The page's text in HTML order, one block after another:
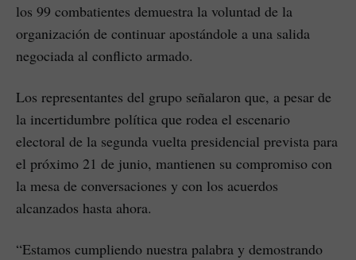
los 99 combatientes demuestra la voluntad de la
organización de continuar apostándole a una salida
negociada al conflicto armado.
Los representantes del grupo señalaron que, a pesar de
la incertidumbre política que rodea el escenario
electoral de la segunda vuelta presidencial prevista para
el próximo 21 de junio, mantienen su compromiso con
la mesa de conversaciones y con los acuerdos
alcanzados hasta ahora.
“Estamos cumpliendo nuestra palabra y demostrando